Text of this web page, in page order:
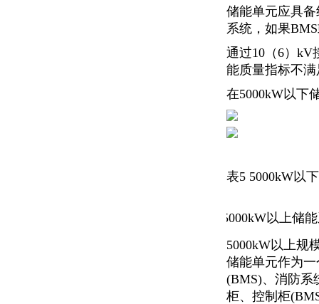
储能单元应具
系统，如果
通过10（6）kV
能质量指标不
在5000kW以下
表5 5000kW以
5000kW以上储
5000kW以上规
储能单元作为
(BMS)、消防系
柜、控制柜